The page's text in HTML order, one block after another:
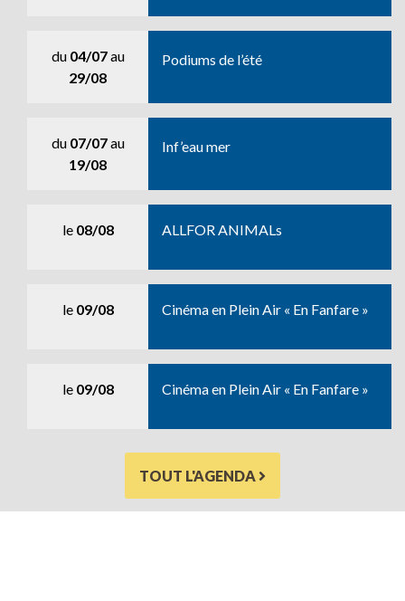
du 04/07au
29/08
Podiums de l’été
du 07/07au
19/08
Inf’eau mer
le 08/08 ALLFOR ANIMALs
le 09/08 Cinéma en Plein Air « En Fanfare »
le 09/08 Cinéma en Plein Air « En Fanfare »
TOUT L'AGENDA